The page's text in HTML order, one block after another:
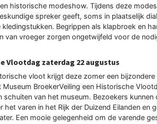
historische modeshow. Tijdens deze
spreker geeft, soms in plaatselijk
Begrippen als klapbroek en
van vroeger zorgen ongetwijfeld voor de
Vlootdag zaterdag 22 augustus
vloot krijgt deze zomer een
Museum BroekerVeiling een Historische
schuiten van het museum. Bezoekers
het varen in het Rijk der Duizend Eilanden
Een mooie gelegenheid om de varende